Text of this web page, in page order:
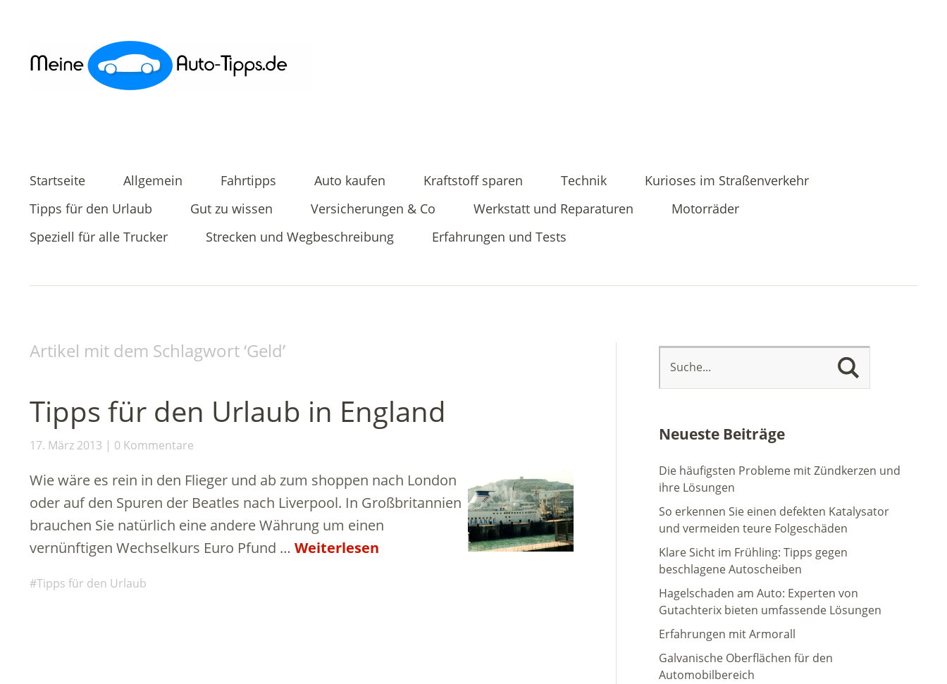
Startseite Allgemein Fahrtipps Auto kaufen Kraftstoff sparen Technik
Kurioses im Straßenverkehr
Tipps für den Urlaub
Gut zu wissen Versicherungen & Co Werkstatt und Reparaturen
Motorräder
Speziell für alle Trucker
Strecken und Wegbeschreibung Erfahrungen und Tests
Artikel mit dem Schlagwort ‘Geld’
Tipps für den Urlaub in England
17. März 2013 0 Kommentare
Wie wäre es rein in den Flieger und ab zum shoppen nach London
oder auf den Spuren der Beatles nach Liverpool. In Großbritannien
brauchen Sie natürlich eine andere Währung um einen
vernünftigen Wechselkurs Euro Pfund … Weiterlesen
Tipps für den Urlaub
Neueste Beiträge
Die häufigsten Probleme mit Zündkerzen und
ihre Lösungen
So erkennen Sie einen defekten Katalysator
und vermeiden teure Folgeschäden
Klare Sicht im Frühling: Tipps gegen
beschlagene Autoscheiben
Hagelschaden am Auto: Experten von
Gutachterix bieten umfassende Lösungen
Erfahrungen mit Armorall
Galvanische Oberflächen für den
Automobilbereich